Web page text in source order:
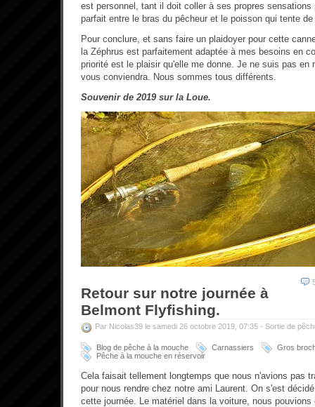
est personnel, tant il doit coller à ses propres
parfait entre le bras du pêcheur et le poisson qui tente de
Pour conclure, et sans faire un plaidoyer pour cette
la Zéphrus est parfaitement adaptée à mes besoins en
priorité est le plaisir qu'elle me donne. Je ne suis pas en
vous conviendra. Nous sommes tous différents.
Souvenir de 2019 sur la Loue.
Retour sur notre journée à
Belmont Flyfishing.
Par Nicolas39 le samedi 26 octobre 2019, 07:35 - Sortie de
Blog de pêche à la mouche Carnassiers
Gros
Pêche à la mouche en réservoir
Cela faisait tellement longtemps que nous n'avions pas
pour nous rendre chez notre ami Laurent. On s'est
cette journée. Le matériel dans la voiture, nous pouvions